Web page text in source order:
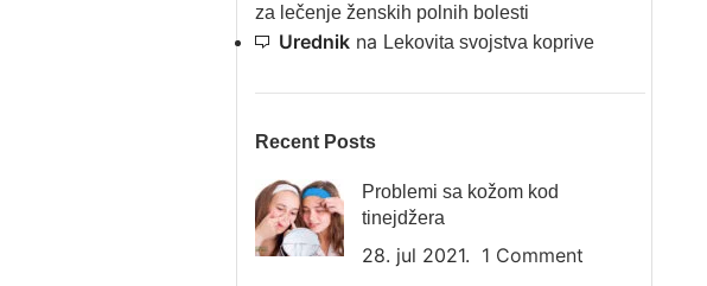
za lečenje ženskih polnih bolesti
Urednikna Lekovita svojstva koprive
Recent Posts
Problemi sa kožom kod
tinejdžera
28. jul 2021. 1 Comment